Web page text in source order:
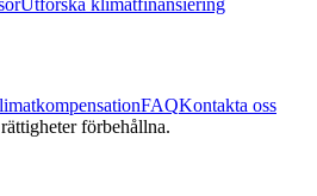
FAQKontakta oss
förbehållna.